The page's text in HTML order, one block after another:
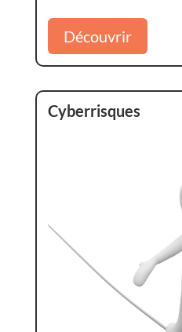
Découvrir
Cyberrisques